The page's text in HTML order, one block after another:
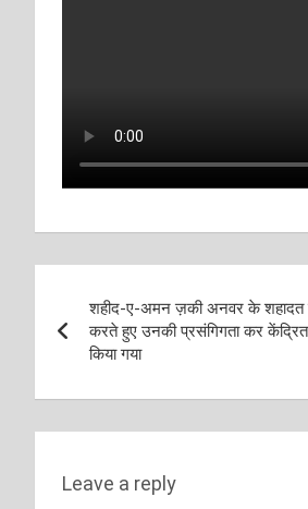
navigation
शहीद-ए-अमन ज़की अनवर के शहादत
करते हुए उनकी प्रसंगिगता कर
किया गया
Leave a reply